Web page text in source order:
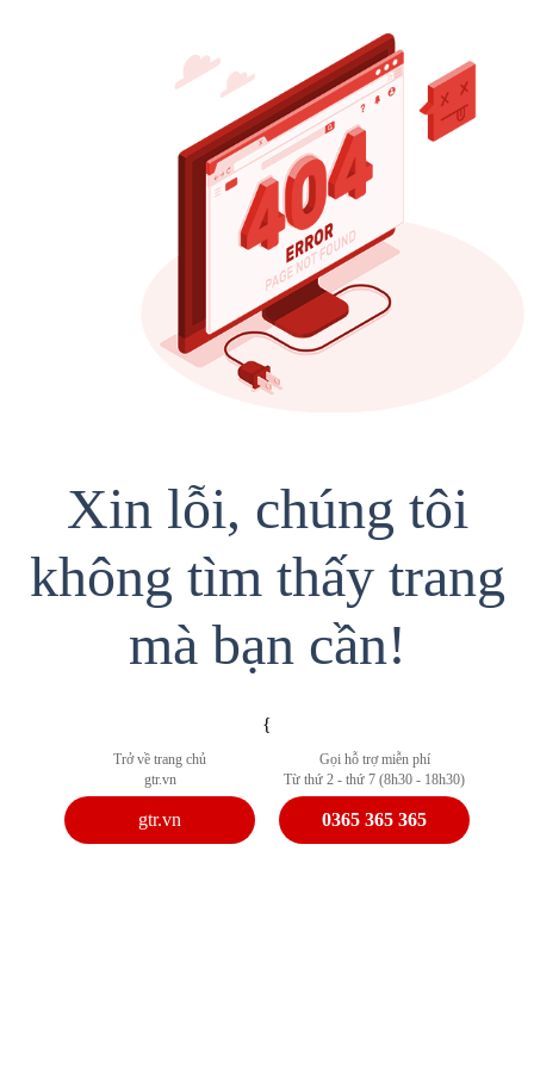
Xin lỗi, chúng tôi
không tìm thấy trang
mà bạn cần!
{
Trở về trang chủ
gtr.vn
gtr.vn
Gọi hỗ trợ miễn phí
Từ thứ 2 - thứ 7 (8h30 - 18h30)
0365 365 365